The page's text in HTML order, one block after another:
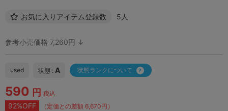
お気に入りアイテム登録数 5人
参考小売価格 7,260円 ↓
used 状態 : A 状態ランクについて
590 円 税込
92%OFF （定価との差額 6,670円）